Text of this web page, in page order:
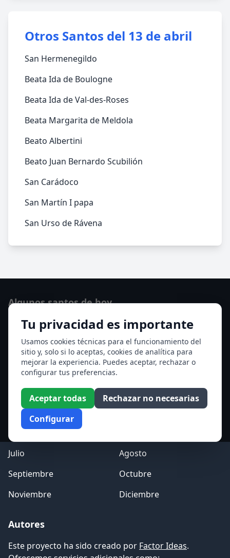
Otros Santos del 13 de abril
San Hermenegildo
Beata Ida de Boulogne
Beata Ida de Val-des-Roses
Beata Margarita de Meldola
Beato Albertini
Beato Juan Bernardo Scubilión
San Carádoco
San Martín I papa
San Urso de Rávena
Tu privacidad es importante
Usamos cookies técnicas para el funcionamiento del
sitio y, solo si lo aceptas, cookies de analítica para
mejorar la experiencia. Puedes aceptar, rechazar o
configurar tus preferencias.
Aceptar todas
Rechazar no necesarias
Configurar
Algunos santos de hoy
San Hormisda papa
Ver todos los santos de hoy
Acceso a los Meses
Enero
Febrero
Marzo
Abril
Mayo
Julio
Agosto
Septiembre
Octubre
Noviembre
Diciembre
Autores
Este proyecto ha sido creado por Factor Ideas.